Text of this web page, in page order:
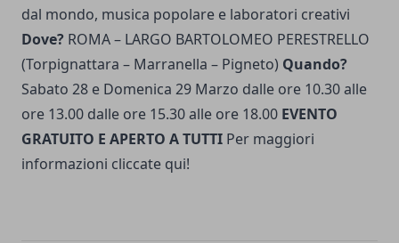
dal mondo, musica popolare e laboratori creativi
Dove? ROMA – LARGO BARTOLOMEO PERESTRELLO
(Torpignattara – Marranella – Pigneto) Quando?
Sabato 28 e Domenica 29 Marzo dalle ore 10.30 alle
ore 13.00 dalle ore 15.30 alle ore 18.00 EVENTO
GRATUITO E APERTO A TUTTI Per maggiori
informazioni cliccate qui!